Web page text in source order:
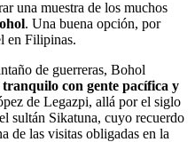
una muestra de los muchos
. Una buena opción, por
en Filipinas.
de guerreras, Bohol
con gente pacífica y
de Legazpi, allá por el siglo
sultán Sikatuna, cuyo recuerdo
de las visitas obligadas en la